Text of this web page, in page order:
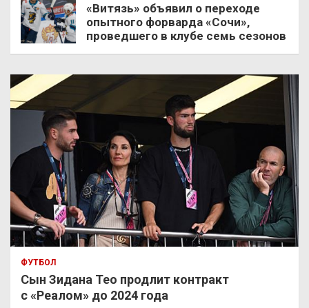
«Витязь» объявил о переходе
опытного форварда «Сочи»,
проведшего в клубе семь сезонов
ФУТБОЛ
Сын Зидана Тео продлит контракт
с «Реалом» до 2024 года